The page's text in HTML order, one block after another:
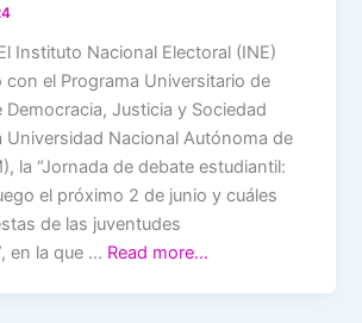
Instituto Nacional Electoral (INE)
el Programa Universitario de
Justicia y Sociedad
Universidad Nacional Autónoma de
la “Jornada de debate estudiantil:
el próximo 2 de junio y cuáles
de las juventudes
en la que … Read more…